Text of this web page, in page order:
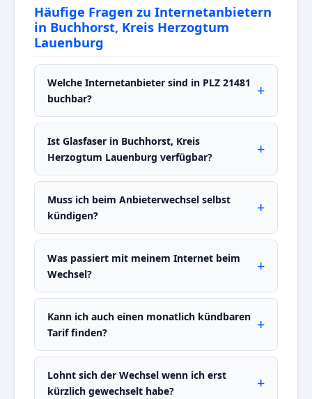
Häufige Fragen zu Internetanbietern
in Buchhorst, Kreis Herzogtum
Lauenburg
Welche Internetanbieter sind in PLZ 21481
buchbar?
Ist Glasfaser in Buchhorst, Kreis
Herzogtum Lauenburg verfügbar?
Muss ich beim Anbieterwechsel selbst
kündigen?
Was passiert mit meinem Internet beim
Wechsel?
Kann ich auch einen monatlich kündbaren
Tarif finden?
Lohnt sich der Wechsel wenn ich erst
kürzlich gewechselt habe?